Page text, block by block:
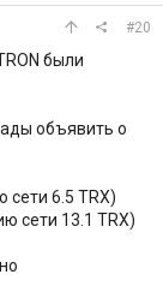
#20
были
объявить о
сети 6.5 TRX)
сети 13.1 TRX)